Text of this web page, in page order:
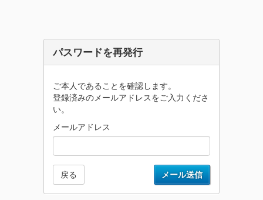
パスワードを再発行
ご本人であることを確認します。
登録済みのメールアドレスをご入力くださ
い。
メールアドレス
戻る メール送信